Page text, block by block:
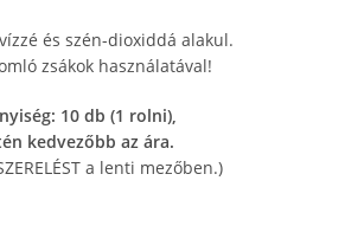
és szén-dioxiddá alakul.
zsákok használatával!
10 db (1 rolni),
kedvezőbb az ára.
a lenti mezőben.)